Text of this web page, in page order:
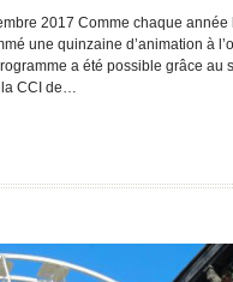
2017 Comme chaque année
une quinzaine d’animation à
a été possible grâce au
la CCI de…